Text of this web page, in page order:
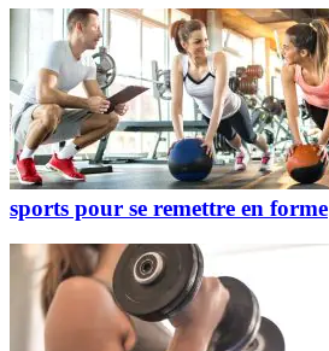
sports pour se remettre en forme